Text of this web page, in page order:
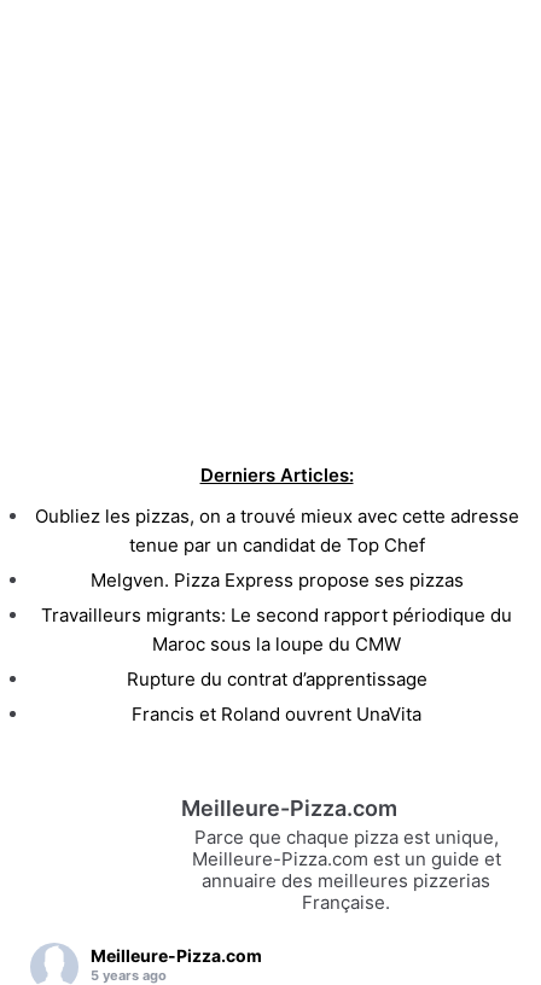
Derniers Articles:
Oubliez les pizzas, on a trouvé mieux avec cette adresse
tenue par un candidat de Top Chef
Melgven. Pizza Express propose ses pizzas
Travailleurs migrants: Le second rapport périodique du
Maroc sous la loupe du CMW
Rupture du contrat d’apprentissage
Francis et Roland ouvrent UnaVita
Meilleure-Pizza.com
Parce que chaque pizza est unique,
Meilleure-Pizza.com est un guide et
annuaire des meilleures pizzerias
Française.
Meilleure-Pizza.com
5 years ago